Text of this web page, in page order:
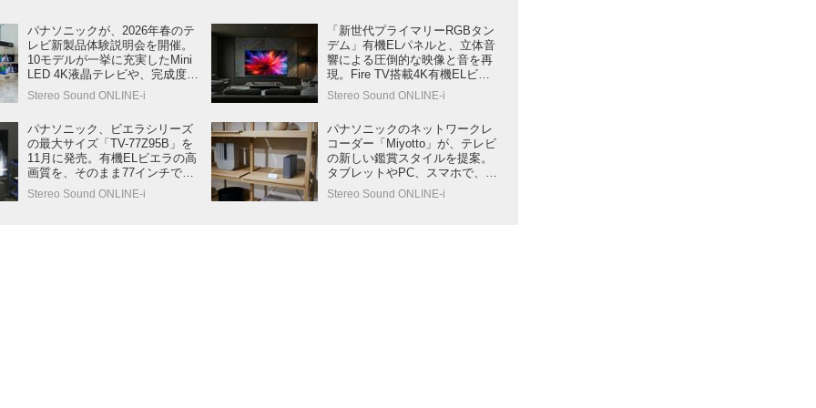
パナソニックが、2026年春のテ
レビ新製品体験説明会を開催。
10モデルが一挙に充実したMini
LED 4K液晶テレビや、完成度が
さらに向上した有機EL 4Kテレ
ビの実力を確認した
Stereo Sound ONLINE-i
「新世代プライマリーRGBタン
デム」有機ELパネルと、立体音
響による圧倒的な映像と音を再
現。Fire TV搭載4K有機ELビエ
ラ「Z95Cシリーズ」が6月下旬
に発売
Stereo Sound ONLINE-i
パナソニック、ビエラシリーズ
の最大サイズ「TV-77Z95B」を
11月に発売。有機ELビエラの高
画質を、そのまま77インチで楽
しめる注目モデルだ
Stereo Sound ONLINE-i
パナソニックのネットワークレ
コーダー「Miyotto」が、テレビ
の新しい鑑賞スタイルを提案。
タブレットやPC、スマホで、い
つでもどこでも楽しめる
Stereo Sound ONLINE-i